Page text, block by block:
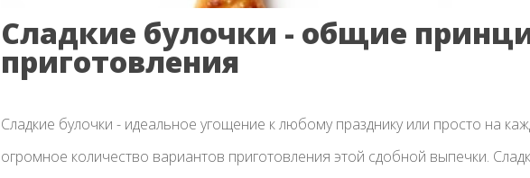
Сладкие булочки - общие
приготовления
Сладкие булочки - идеальное угощение к любому празднику или просто на
огромное количество вариантов приготовления этой сдобной выпечки.